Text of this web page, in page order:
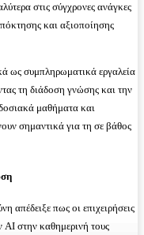
στις σύγχρονες ανάγκες
και αξιοποίησης
ως συμπληρωματικά εργαλεία
τη διάδοση γνώσης και την
μαθήματα και
σημαντικά για τη σε βάθος
απέδειξε πως οι επιχειρήσεις
AI στην καθημερινή τους